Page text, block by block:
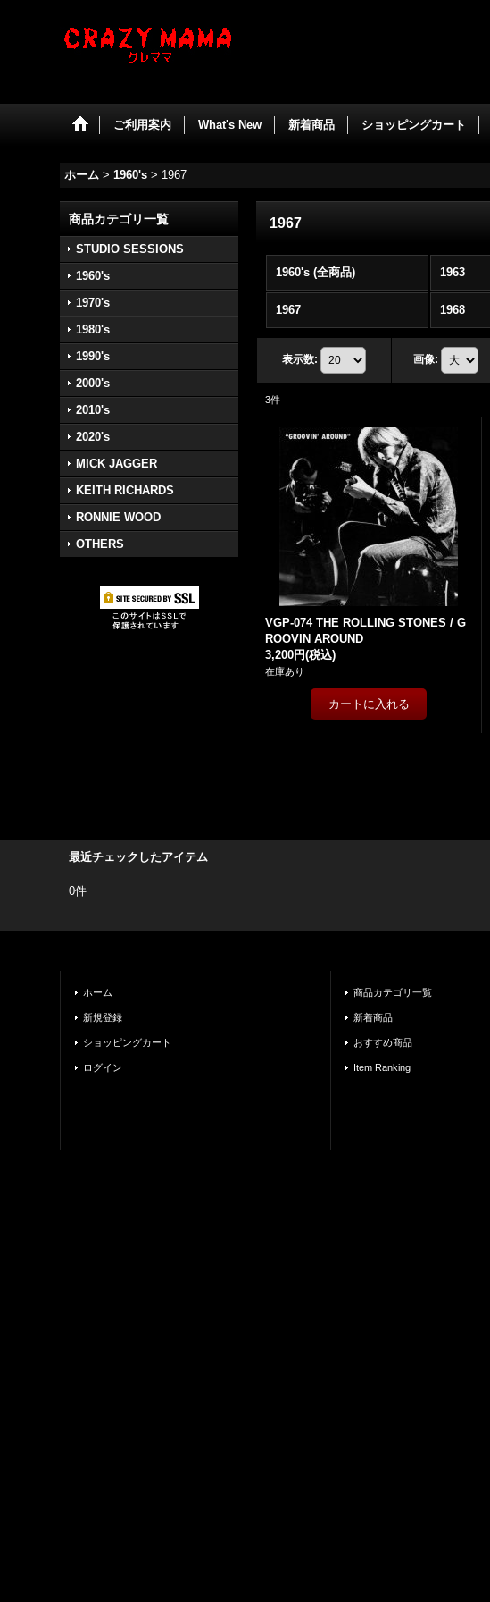
ご利用案内 What's New 新着商品 ショッピングカート
ホーム > 1960's > 1967
商品カテゴリ一覧
STUDIO SESSIONS
1960's
1970's
1980's
1990's
2000's
2010's
2020's
MICK JAGGER
KEITH RICHARDS
RONNIE WOOD
OTHERS
1967
1960's (全商品) 1963
1967 1968
表示数: 画像:
3件
VGP-074 THE ROLLING STONES / G
ROOVIN AROUND
3,200円(税込)
在庫あり
最近チェックしたアイテム
0件
ホーム
新規登録
ショッピングカート
ログイン
商品カテゴリ一覧
新着商品
おすすめ商品
Item Ranking